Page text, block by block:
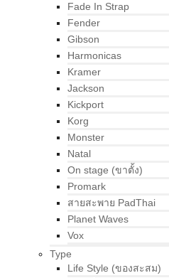
Fade In Strap
Fender
Gibson
Harmonicas
Kramer
Jackson
Kickport
Korg
Monster
Natal
On stage (ขาตั้ง)
Promark
สายสะพาย PadThai
Planet Waves
Vox
Type
Life Style (ของสะสม)